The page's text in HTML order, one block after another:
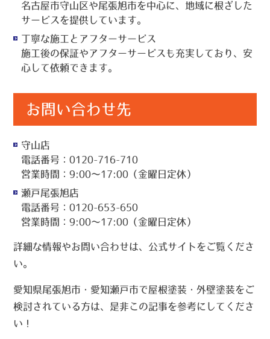
名古屋市守山区や尾張旭市を中心に、地域に根ざした
サービスを提供しています。
丁寧な施工とアフターサービス
施工後の保証やアフターサービスも充実しており、安
心して依頼できます。
お問い合わせ先
守山店
電話番号：0120-716-710
営業時間：9:00～17:00（金曜日定休）
瀬戸尾張旭店
電話番号：0120-653-650
営業時間：9:00～17:00（金曜日定休）
詳細な情報やお問い合わせは、公式サイトをご覧くださ
い。
愛知県尾張旭市・愛知瀬戸市で屋根塗装・外壁塗装をご
検討されている方は、是非この記事を参考にしてくださ
い！